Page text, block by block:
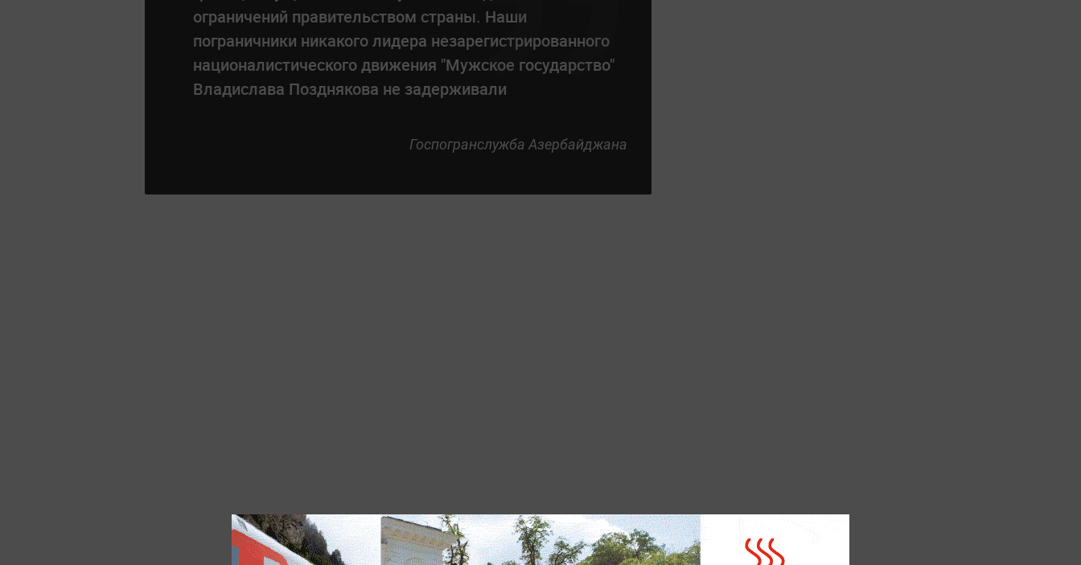
ограничений правительством страны. Наши
пограничники никакого лидера незарегистрированного
националистического движения "Мужское государство"
Владислава Позднякова не задерживали
Госпогранслужба Азербайджана